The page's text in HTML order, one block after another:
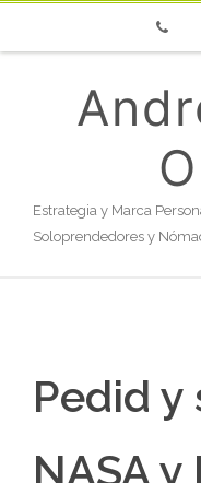
Estrategia y Marca
Soloprendedores y
Pedid y
NASA y